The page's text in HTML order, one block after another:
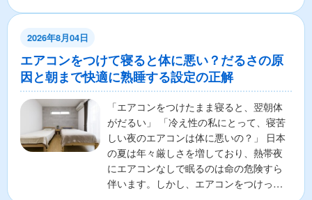
2026年8月04日
エアコンをつけて寝ると体に悪い？だるさの原
因と朝まで快適に熟睡する設定の正解
「エアコンをつけたまま寝ると、翌朝体
がだるい」 「冷え性の私にとって、寝苦
しい夜のエアコンは体に悪いの？」 日本
の夏は年々厳しさを増しており、熱帯夜
にエアコンなしで眠るのは命の危険すら
伴います。しかし、エアコンをつけっぱ